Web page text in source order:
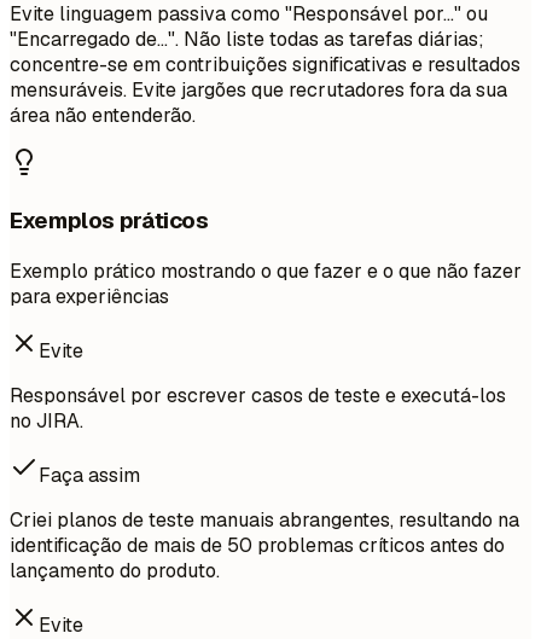
Evite linguagem passiva como "Responsável por..." ou
"Encarregado de...". Não liste todas as tarefas diárias;
concentre-se em contribuições significativas e resultados
mensuráveis. Evite jargões que recrutadores fora da sua
área não entenderão.
Exemplos práticos
Exemplo prático mostrando o que fazer e o que não fazer
para experiências
Evite
Responsável por escrever casos de teste e executá-los
no JIRA.
Faça assim
Criei planos de teste manuais abrangentes, resultando na
identificação de mais de 50 problemas críticos antes do
lançamento do produto.
Evite